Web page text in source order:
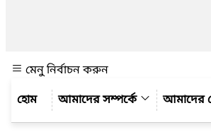
মেনু নির্বাচন করুন
আমাদের সম্পর্কে
আমাদের